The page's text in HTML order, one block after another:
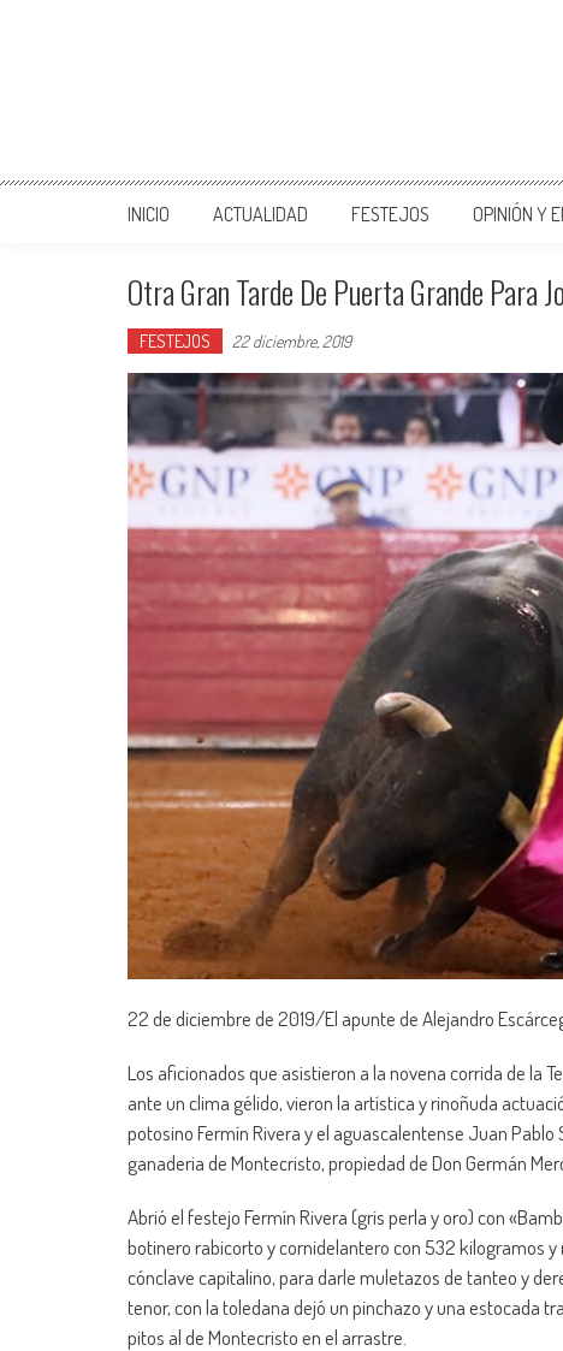
INICIO ACTUALIDAD FESTEJOS OPINIÓN Y
Otra Gran Tarde De Puerta Grande Para
FESTEJOS 22 diciembre, 2019
22 de diciembre de 2019/El apunte de Alejandro
Los aficionados que asistieron a la novena corrida de la
ante un clima gélido, vieron la artística y rinoñuda
potosino Fermín Rivera y el aguascalentense Juan
ganaderia de Montecristo, propiedad de Don Germán
Abrió el festejo Fermín Rivera (gris perla y oro) con
botinero rabicorto y cornidelantero con 532 kilogramos
cónclave capitalino, para darle muletazos de tanteo y
tenor, con la toledana dejó un pinchazo y una estocada
pitos al de Montecristo en el arrastre.